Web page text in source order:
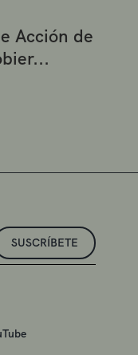
Acción de
SUSCRÍBETE